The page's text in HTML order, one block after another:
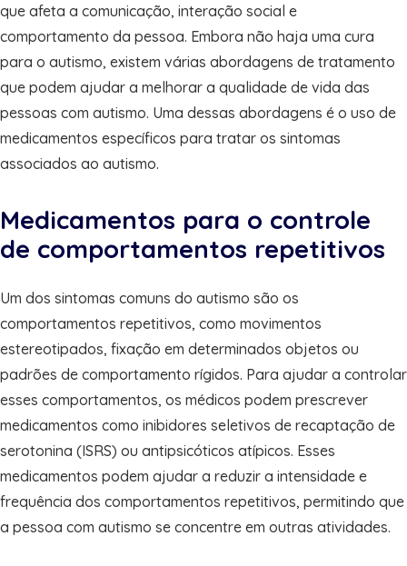
que afeta a comunicação, interação social e
comportamento da pessoa. Embora não haja uma cura
para o autismo, existem várias abordagens de tratamento
que podem ajudar a melhorar a qualidade de vida das
pessoas com autismo. Uma dessas abordagens é o uso de
medicamentos específicos para tratar os sintomas
associados ao autismo.
Medicamentos para o controle
de comportamentos repetitivos
Um dos sintomas comuns do autismo são os
comportamentos repetitivos, como movimentos
estereotipados, fixação em determinados objetos ou
padrões de comportamento rígidos. Para ajudar a controlar
esses comportamentos, os médicos podem prescrever
medicamentos como inibidores seletivos de recaptação de
serotonina (ISRS) ou antipsicóticos atípicos. Esses
medicamentos podem ajudar a reduzir a intensidade e
frequência dos comportamentos repetitivos, permitindo que
a pessoa com autismo se concentre em outras atividades.